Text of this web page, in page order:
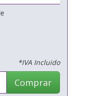
*IVA Incluido
Comprar